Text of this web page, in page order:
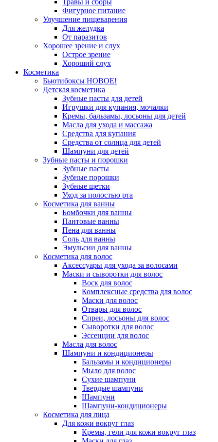
Травы и сборы
Фигурное питание
Улучшение пищеварения
Для желудка
От паразитов
Хорошее зрение и слух
Острое зрение
Хороший слух
Косметика
Бьютибоксы НОВОЕ!
Детская косметика
Зубные пасты для детей
Игрушки для купания, мочалки
Кремы, бальзамы, лосьоны для детей
Масла для ухода и массажа
Средства для купания
Средства от солнца для детей
Шампуни для детей
Зубные пасты и порошки
Зубные пасты
Зубные порошки
Зубные щетки
Уход за полостью рта
Косметика для ванны
Бомбочки для ванны
Пантовые ванны
Пена для ванны
Соль для ванны
Эмульсии для ванны
Косметика для волос
Аксессуары для ухода за волосами
Маски и сыворотки для волос
Воск для волос
Комплексные средства для волос
Маски для волос
Отвары для волос
Спреи, лосьоны для волос
Сыворотки для волос
Эссенции для волос
Масла для волос
Шампуни и кондиционеры
Бальзамы и кондиционеры
Мыло для волос
Сухие шампуни
Твердые шампуни
Шампуни
Шампуни-кондиционеры
Косметика для лица
Для кожи вокруг глаз
Кремы, гели для кожи вокруг глаз